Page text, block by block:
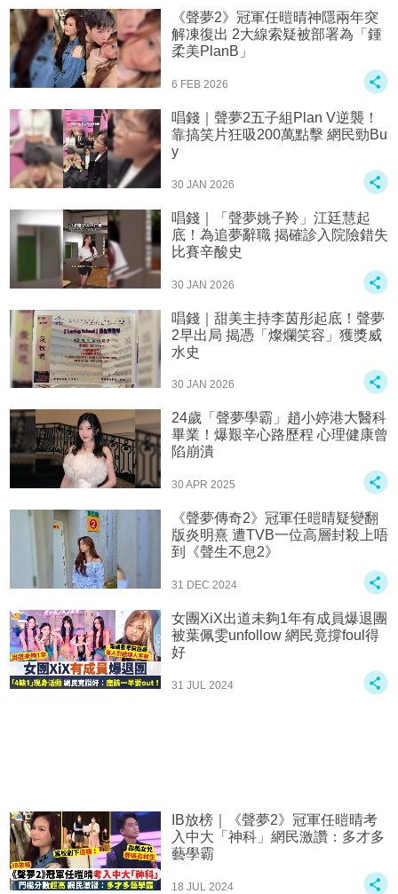
《聲夢2》冠軍任暟晴神隱兩年突
解凍復出 2大線索疑被部署為「鍾
柔美PlanB」
6 FEB 2026
唱錢｜聲夢2五子組Plan V逆襲！
靠搞笑片狂吸200萬點擊 網民勁Bu
y
30 JAN 2026
唱錢｜「聲夢姚子羚」江廷慧起
底！為追夢辭職 揭確診入院險錯失
比賽辛酸史
30 JAN 2026
唱錢｜甜美主持李茵彤起底！聲夢
2早出局 揭憑「燦爛笑容」獲獎威
水史
30 JAN 2026
24歲「聲夢學霸」趙小婷港大醫科
畢業！爆艱辛心路歷程 心理健康曾
陷崩潰
30 APR 2025
《聲夢傳奇2》冠軍任暟晴疑變翻
版炎明熹 遭TVB一位高層封殺上唔
到《聲生不息2》
31 DEC 2024
女團XiX出道未夠1年有成員爆退團
被葉佩雯unfollow 網民竟撐foul得
好
31 JUL 2024
IB放榜｜《聲夢2》冠軍任暟晴考
入中大「神科」網民激讚：多才多
藝學霸
18 JUL 2024